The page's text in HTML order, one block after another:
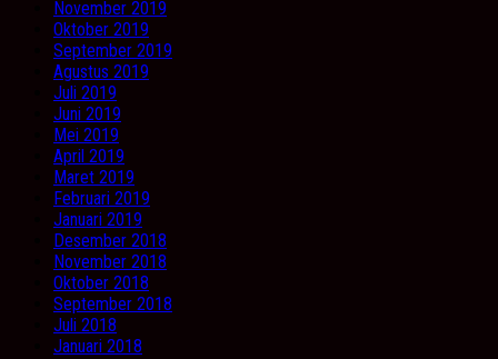
November 2019
Oktober 2019
September 2019
Agustus 2019
Juli 2019
Juni 2019
Mei 2019
April 2019
Maret 2019
Februari 2019
Januari 2019
Desember 2018
November 2018
Oktober 2018
September 2018
Juli 2018
Januari 2018